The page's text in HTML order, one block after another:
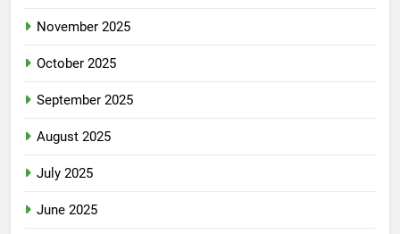
November 2025
October 2025
September 2025
August 2025
July 2025
June 2025